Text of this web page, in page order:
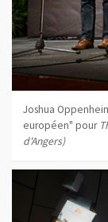
Joshua
européen" pour
d'Angers)